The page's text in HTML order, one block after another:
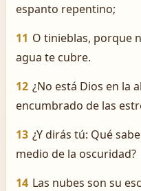
espanto repentino;
11 O tinieblas, porque
agua te cubre.
12 ¿No está Dios en la
encumbrado de las
13 ¿Y dirás tú: Qué
medio de la oscuridad?
14 Las nubes son su